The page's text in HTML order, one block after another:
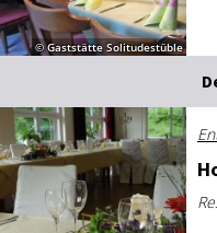
© Gaststätte Solitudestüble